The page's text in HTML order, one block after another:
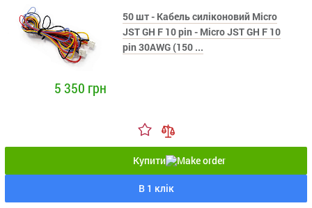
50 шт - Кабель силіконовий Micro
JST GH F 10 pin - Micro JST GH F 10
pin 30AWG (150 ...
5 350 грн
Купити
В 1 клік